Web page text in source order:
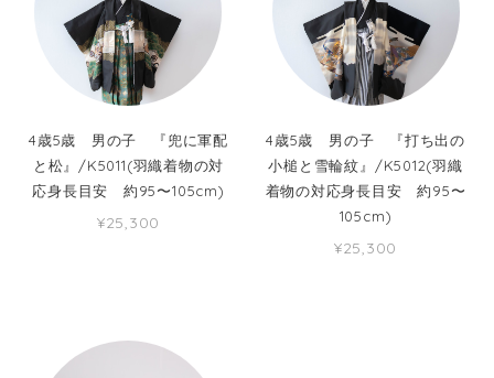
4歳5歳 男の子 『兜に軍配
と松』/K5011(羽織着物の対
応身長目安 約95〜105cm)
¥25,300
4歳5歳 男の子 『打ち出の
小槌と雪輪紋』/K5012(羽織
着物の対応身長目安 約95〜
105cm)
¥25,300